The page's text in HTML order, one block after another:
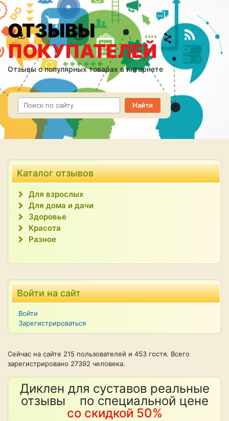
ОТЗЫВЫ
ПОКУПАТЕЛЕЙ
Отзывы о популярных товарах в интернете
Каталог отзывов
Для взрослых
Для дома и дачи
Здоровье
Красота
Разное
Войти на сайт
Войти
Зарегистрироваться
Сейчас на сайте 215 пользователей и 453 гостя. Всего
зарегистрировано 27392 человека.
Диклен для суставов реальные
отзывы по специальной цене
со скидкой 50%